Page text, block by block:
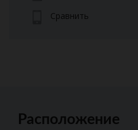
Сравнить
Расположение